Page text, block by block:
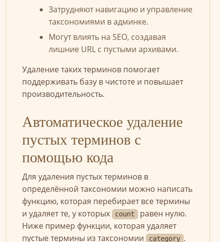
Затрудняют навигацию и управление
таксономиями в админке.
Могут влиять на SEO, создавая
лишние URL с пустыми архивами.
Удаление таких терминов помогает
поддерживать базу в чистоте и повышает
производительность.
Автоматическое удаление
пустых терминов с
помощью кода
Для удаления пустых терминов в
определённой таксономии можно написать
функцию, которая перебирает все термины
и удаляет те, у которых
count равен нулю.
Ниже пример функции, которая удаляет
пустые термины из таксономии
category .